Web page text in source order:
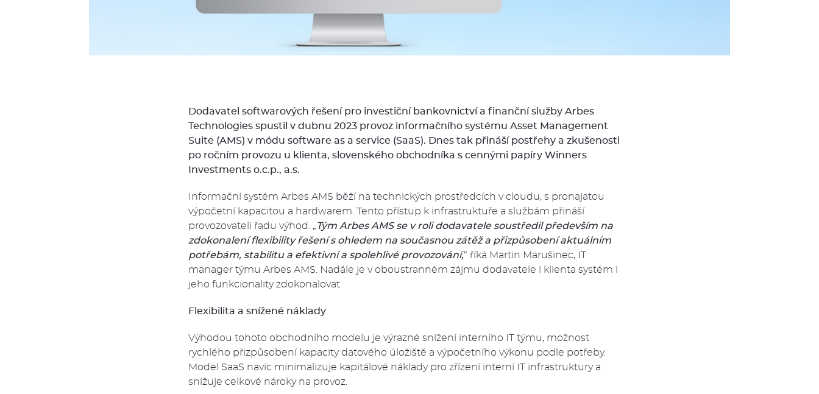
Dodavatel softwarových řešení pro investiční bankovnictví a finanční služby Arbes
Technologies spustil v dubnu 2023 provoz informačního systému Asset Management
Suite (AMS) v módu software as a service (SaaS). Dnes tak přináší postřehy a zkušenosti
po ročním provozu u klienta, slovenského obchodníka s cennými papíry Winners
Investments o.c.p., a.s.
Informační systém Arbes AMS běží na technických prostředcích v cloudu, s pronajatou
výpočetní kapacitou a hardwarem. Tento přístup k infrastruktuře a službám přináší
provozovateli řadu výhod. „Tým Arbes AMS se v roli dodavatele soustředil především na
zdokonalení flexibility řešení s ohledem na současnou zátěž a přizpůsobení aktuálním
potřebám, stabilitu a efektivní a spolehlivé provozování,“ říká Martin Marušinec, IT
manager týmu Arbes AMS. Nadále je v oboustranném zájmu dodavatele i klienta systém i
jeho funkcionality zdokonalovat.
Flexibilita a snížené náklady
Výhodou tohoto obchodního modelu je výrazné snížení interního IT týmu, možnost
rychlého přizpůsobení kapacity datového úložiště a výpočetního výkonu podle potřeby.
Model SaaS navíc minimalizuje kapitálové náklady pro zřízení interní IT infrastruktury a
snižuje celkové nároky na provoz.